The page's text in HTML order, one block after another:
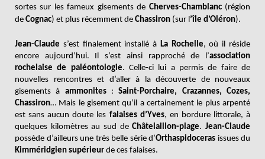
sortes sur les fameux gisements de Cherves-Chamblanc(région
de Cognac) et plus récemment de Chassiron (sur l ’île d’Oléron).
Jean-Claude s’est finalement installé à La Rochelle, où il réside
encore aujourd’hui. Il s’est ainsi rapproché de l’association
rochelaise de paléontologie. Celle-ci lui a permis de faire de
nouvelles rencontres et d’aller à la découverte de nouveaux
gisements à ammonites:Saint-Porchaire, Crazannes, Cozes,
Chassiron… Mais le gisement qu’il a certainement le plus arpenté
est sans aucun doute les falaises d’Yves, en bordure littorale, à
quelques kilomètres au sud deChâtelaillon-plage.Jean-Claude
possède d’ailleurs une très belle série d’Orthaspidoceras issues du
Kimméridgien supérieur de ces falaises.